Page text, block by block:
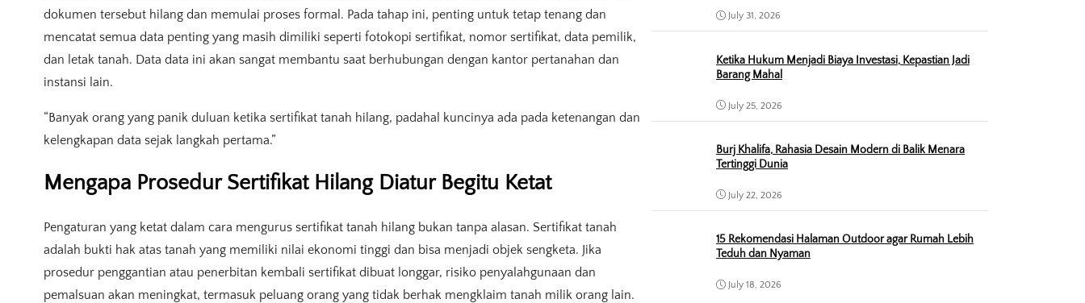
dokumen tersebut hilang dan memulai proses formal. Pada tahap ini, penting untuk tetap tenang dan
mencatat semua data penting yang masih dimiliki seperti fotokopi sertifikat, nomor sertifikat, data pemilik,
dan letak tanah. Data data ini akan sangat membantu saat berhubungan dengan kantor pertanahan dan
instansi lain.
“Banyak orang yang panik duluan ketika sertifikat tanah hilang, padahal kuncinya ada pada ketenangan dan
kelengkapan data sejak langkah pertama.”
Mengapa Prosedur Sertifikat Hilang Diatur Begitu Ketat
Pengaturan yang ketat dalam cara mengurus sertifikat tanah hilang bukan tanpa alasan. Sertifikat tanah
adalah bukti hak atas tanah yang memiliki nilai ekonomi tinggi dan bisa menjadi objek sengketa. Jika
prosedur penggantian atau penerbitan kembali sertifikat dibuat longgar, risiko penyalahgunaan dan
pemalsuan akan meningkat, termasuk peluang orang yang tidak berhak mengklaim tanah milik orang lain.
July 31, 2026
Ketika Hukum Menjadi Biaya Investasi, Kepastian Jadi
Barang Mahal
July 25, 2026
Burj Khalifa, Rahasia Desain Modern di Balik Menara
Tertinggi Dunia
July 22, 2026
15 Rekomendasi Halaman Outdoor agar Rumah Lebih
Teduh dan Nyaman
July 18, 2026